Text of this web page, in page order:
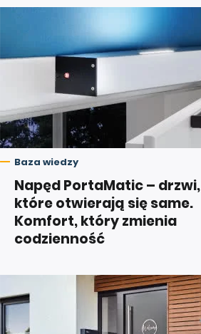
Baza wiedzy
Napęd PortaMatic – drzwi,
które otwierają się same.
Komfort, który zmienia
codzienność